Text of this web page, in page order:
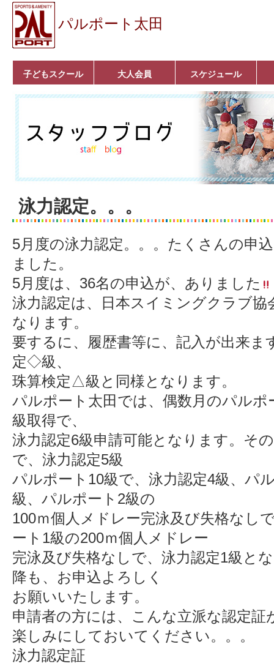
パルポート太田
子どもスクール
ベビーコース
幼児コース
小学生コース
育成コース
選手コース
キッズパーク(体操教
室)
クラシックバレエ
ボルダリング
■入会案内
大人会員
いきいきコース
トライアスロン
フィットネス
■入会案内
スケジュール
泳力認定。。。
5月度の泳力認定。。。たくさんの申
ました。
5月度は、36名の申込が、ありました
泳力認定は、日本スイミングクラブ協
なります。
要するに、履歴書等に、記入が出来ま
定◇級、
珠算検定△級と同様となります。
パルポート太田では、偶数月のパル
級取得で、
泳力認定6級申請可能となります。そ
で、泳力認定5級
パルポート10級で、泳力認定4級、パ
級、パルポート2級の
100ｍ個人メドレー完泳及び失格なし
ート1級の200ｍ個人メドレー
完泳及び失格なしで、泳力認定1級と
降も、お申込よろしく
お願いいたします。
申請者の方には、こんな立派な認定
楽しみにしておいてください。。。
泳力認定証